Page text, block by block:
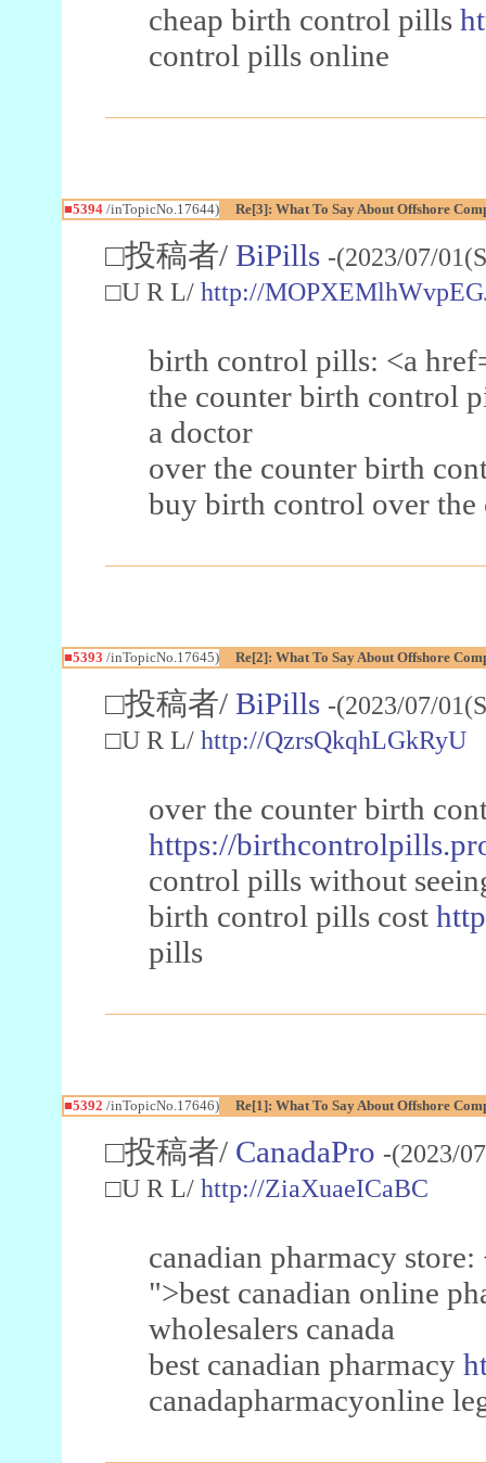
cheap birth control pills
control pills online
■5394/inTopicNo.17644) Re[3]: What To Say About Offshore
□投稿者/ BiPills -(2023/07/
□U R L/ http://
birth control pills: <a
the counter birth control
a doctor
over the counter birth
buy birth control over the
■5393 /inTopicNo.17645) Re[2]: What To Say About Offshore
□投稿者/ BiPills -(2023/07/
□U R L/ http://QzrsQkqhLGkRyU
over the counter birth
https://
control pills without
birth control pills cost
pills
■5392 /inTopicNo.17646) Re[1]: What To Say About Offshore
□投稿者/ CanadaPro -(2023/
□U R L/ http://ZiaXuaeICaBC
canadian pharmacy
">best canadian online
wholesalers canada
best canadian pharmacy
canadapharmacyonline